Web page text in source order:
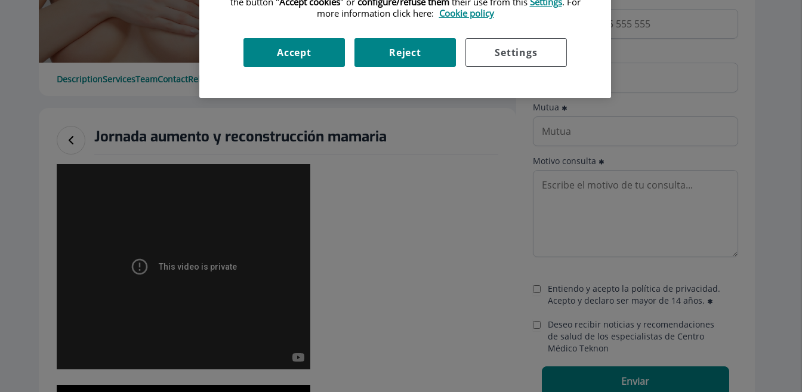
DescriptionServicesTeamContactRelevant details
Jornada aumento y reconstrucción mamaria
Email
Mutua
Motivo consulta
Entiendo y acepto la política de privacidad.
Acepto y declaro ser mayor de 14 años.
Deseo recibir noticias y recomendaciones
de salud de los especialistas de Centro
Médico Teknon
Enviar
more information click here: Cookie policy
Settings
Reject
Accept